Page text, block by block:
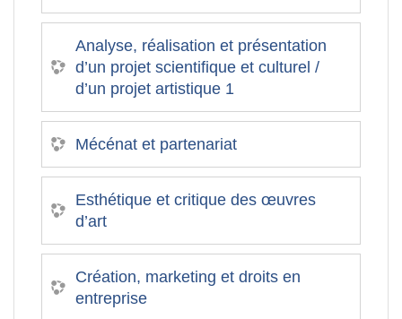
Analyse, réalisation et présentation
d’un projet scientifique et culturel /
d’un projet artistique 1
Mécénat et partenariat
Esthétique et critique des œuvres
d’art
Création, marketing et droits en
entreprise